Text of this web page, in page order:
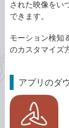
された映像をい
できます。
モーション検知
のカスタマイズ
アプリのダ